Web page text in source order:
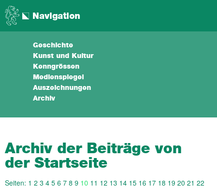
Navigation
Geschichte
Kunst und Kultur
Kenngrössen
Medienspiegel
Auszeichnungen
Archiv
Archiv der Beiträge von
der Startseite
Seiten: 1 2 3 4 5 6 7 8 9 10 11 12 13 14 15 16 17 18 19 20 21 22